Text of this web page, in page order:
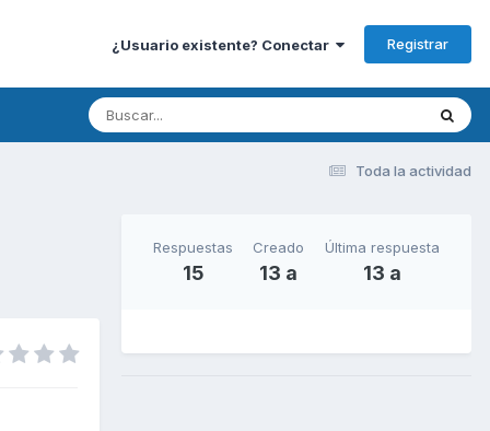
¿Usuario existente? Conectar Registrar
Toda la actividad
Respuestas
15
Creado
13 a
Última respuesta
13 a